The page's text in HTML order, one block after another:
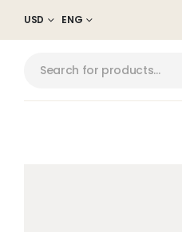
USD ENG